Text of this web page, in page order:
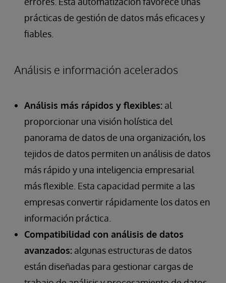
prácticas de gestión de datos más eficaces y
fiables.
Análisis e información acelerados
Análisis más rápidos y flexibles: al
proporcionar una visión holística del
panorama de datos de una organización, los
tejidos de datos permiten un análisis de datos
más rápido y una inteligencia empresarial
más flexible. Esta capacidad permite a las
empresas convertir rápidamente los datos en
información práctica.
Compatibilidad con análisis de datos
avanzados: algunas estructuras de datos
están diseñadas para gestionar cargas de